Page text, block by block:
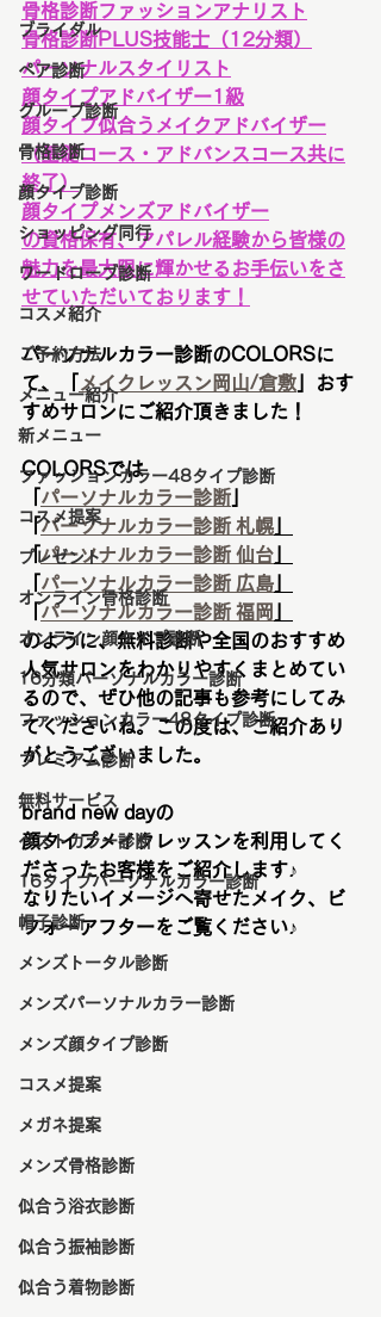
ブライダル
ペア診断
グループ診断
骨格診断
顔タイプ診断
ショッピング同行
ワードローブ診断
コスメ紹介
ご予約方法
メニュー紹介
新メニュー
ファッションカラー48タイプ診断
コスメ提案
プレゼント
オンライン骨格診断
オンライン顔タイプ診断
16分類パーソナルカラー診断
ファッションカラー48タイプ診断
プレミアム診断
無料サービス
ベストカラー診断
16タイプパーソナルカラー診断
帽子診断
メンズトータル診断
メンズパーソナルカラー診断
メンズ顔タイプ診断
コスメ提案
メガネ提案
メンズ骨格診断
似合う浴衣診断
似合う振袖診断
似合う着物診断
骨格診断ファッションアナリスト
骨格診断PLUS技能士（12分類）
パーソナルスタイリスト
顔タイプアドバイザー1級
顔タイプ似合うメイクアドバイザー
（基礎コース・アドバンスコース共に
終了）
顔タイプメンズアドバイザー
の資格保有、アパレル経験から皆様の
魅力を最大限に輝かせるお手伝いをさ
せていただいております！
パーソナルカラー診断のCOLORSに
て、「
メイクレッスン岡山/倉敷 」おす
すめサロンにご紹介頂きました！
COLORSでは
パーソナルカラー診断
「パーソナルカラー診断 札幌
「パーソナルカラー診断 仙台
パーソナルカラー診断 広島
パーソナルカラー診断 福岡
のように、無料診断や全国のおすすめ
人気サロンをわかりやすくまとめてい
るので、ぜひ他の記事も参考にしてみ
てくださいね。この度は、ご紹介あり
がとうございました。
brand new dayの
顔タイプメイクレッスンを利用してく
ださったお客様をご紹介します♪
なりたいイメージへ寄せたメイク、ビ
フォーアフターをご覧ください♪